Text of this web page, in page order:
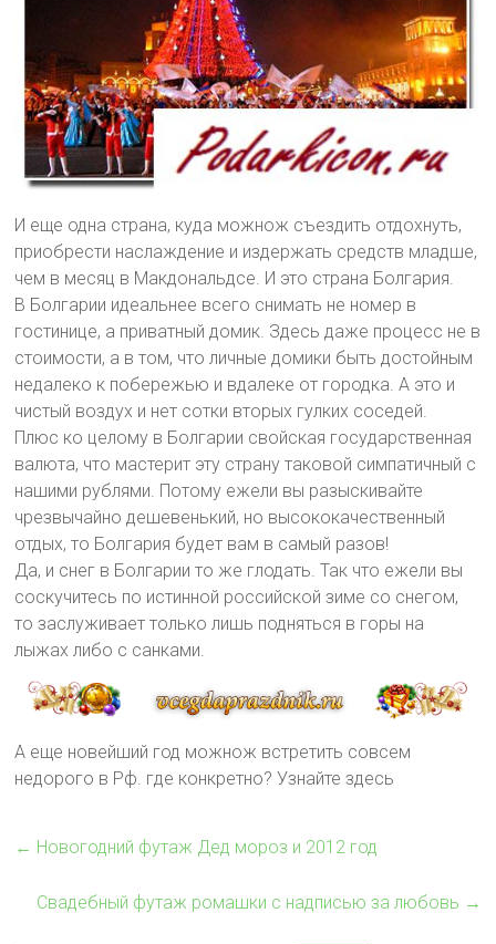
И еще одна страна, куда можнож съездить отдохнуть,
приобрести наслаждение и издержать средств младше,
чем в месяц в Макдональдсе. И это страна Болгария.
В Болгарии идеальнее всего снимать не номер в
гостинице, а приватный домик. Здесь даже процесс не в
стоимости, а в том, что личные домики быть достойным
недалеко к побережью и вдалеке от городка. А это и
чистый воздух и нет сотки вторых гулких соседей.
Плюс ко целому в Болгарии свойская государственная
валюта, что мастерит эту страну таковой симпатичный с
нашими рублями. Потому ежели вы разыскивайте
чрезвычайно дешевенький, но высококачественный
отдых, то Болгария будет вам в самый разов!
Да, и снег в Болгарии то же глодать. Так что ежели вы
соскучитесь по истинной российской зиме со снегом,
то заслуживает только лишь подняться в горы на
лыжах либо с санками.
А еще новейший год можнож встретить совсем
недорого в Рф. где конкретно? Узнайте здесь
← Новогодний футаж Дед мороз и 2012 год
Свадебный футаж ромашки с надписью за любовь →